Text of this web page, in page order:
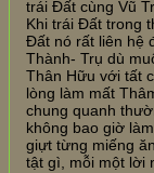
trái Đất cùng Vũ
Khi trái Đất trong
Đất nó rất liên hệ
Thành- Trụ dù
Thân Hữu với tất
lòng làm mất
chung quanh
không bao giờ
giựt từng miếng
tật gì, mỗi một lời